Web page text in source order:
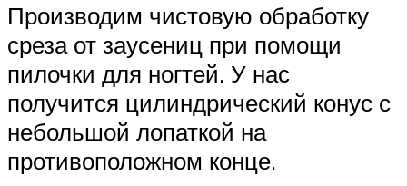
Производим чистовую обработку
среза от заусениц при помощи
пилочки для ногтей. У нас
получится цилиндрический конус с
небольшой лопаткой на
противоположном конце.